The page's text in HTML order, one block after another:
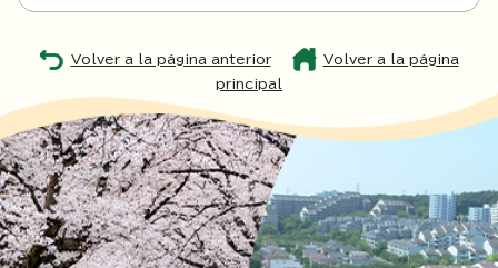
Volver a la página anterior
Volver a la página
principal